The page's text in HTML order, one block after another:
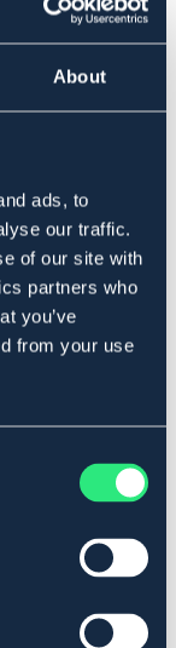
About
ads, to
our traffic.
of our site with
partners who
you’ve
from your use
av alla
raser samt
Super
för